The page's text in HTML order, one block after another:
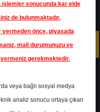
işlemler sonucunda kar elde
de bulunmaktadır.
vermeden önce, piyasada
mali durumunuzu ve
vermeniz gerekmektedir.
veya bağlı sosyal medya
analiz sonucu ortaya çıkan